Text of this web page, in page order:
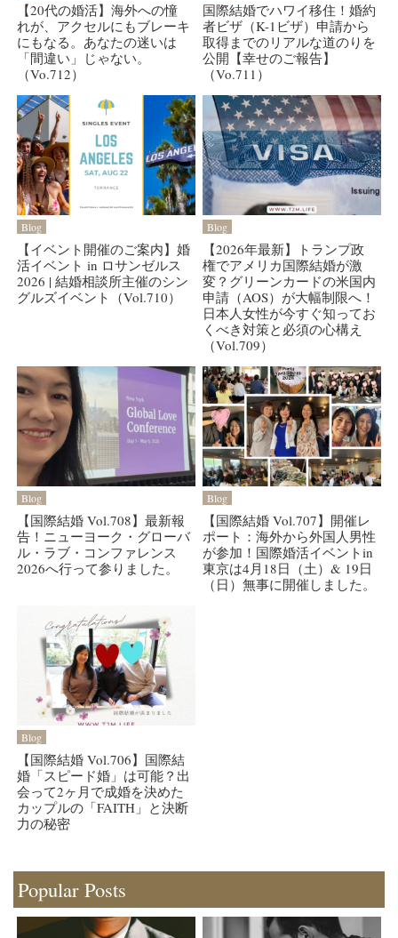
【20代の婚活】海外への憧
れが、アクセルにもブレーキ
にもなる。あなたの迷いは
「間違い」じゃない。
（Vo.712）
国際結婚でハワイ移住！婚約
者ビザ（K-1ビザ）申請から
取得までのリアルな道のりを
公開【幸せのご報告】
（Vo.711）
Blog
【イベント開催のご案内】婚
活イベント in ロサンゼルス
2026 | 結婚相談所主催のシン
グルズイベント（Vol.710）
Blog
【2026年最新】トランプ政
権でアメリカ国際結婚が激
変？グリーンカードの米国内
申請（AOS）が大幅制限へ！
日本人女性が今すぐ知ってお
くべき対策と必須の心構え
（Vol.709）
Blog
【国際結婚 Vol.708】最新報
告！ニューヨーク・グローバ
ル・ラブ・コンファレンス
2026へ行って参りました。
Blog
【国際結婚 Vol.707】開催レ
ポート：海外から外国人男性
が参加！国際婚活イベントin
東京は4月18日（土）& 19日
（日）無事に開催しました。
Blog
【国際結婚 Vol.706】国際結
婚「スピード婚」は可能？出
会って2ヶ月で成婚を決めた
カップルの「FAITH」と決断
力の秘密
Popular Posts